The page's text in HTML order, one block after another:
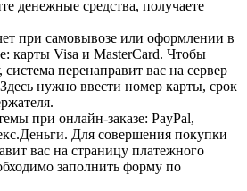
денежные средства, получаете
при самовывозе или оформлении в
карты Visa и MasterCard. Чтобы
перенаправит вас на сервер
нужно ввести номер карты, срок
при онлайн-заказе: PayPal,
Для совершения покупки
вас на страницу платежного
заполнить форму по